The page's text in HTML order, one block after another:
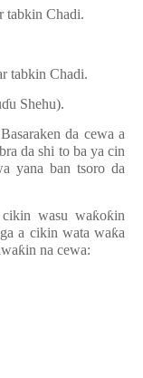
tabkin Chadi.
tabkin Chadi.
ɗu Shehu).
da cewa a
da shi to ba ya cin
yana ban tsoro da
wasu waƙoƙin
a cikin wata waƙa
ƙin na cewa: